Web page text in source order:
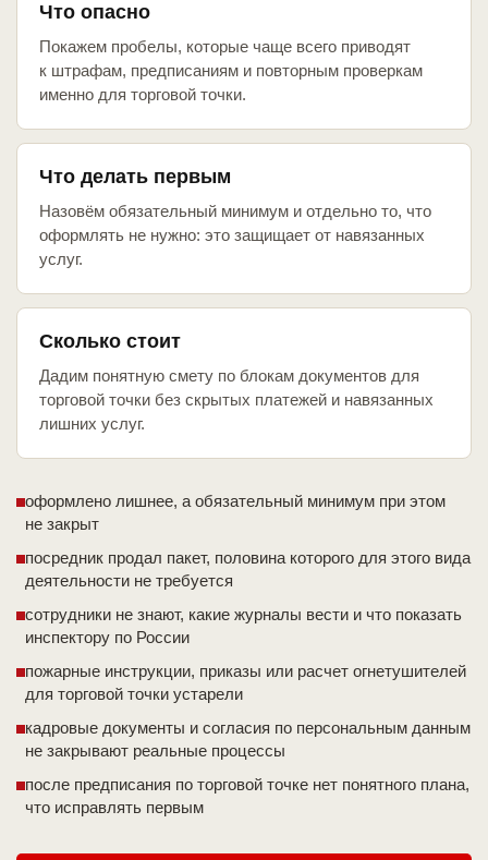
Что опасно
Покажем пробелы, которые чаще всего приводят
к штрафам, предписаниям и повторным проверкам
именно для торговой точки.
Что делать первым
Назовём обязательный минимум и отдельно то, что
оформлять не нужно: это защищает от навязанных
услуг.
Сколько стоит
Дадим понятную смету по блокам документов для
торговой точки без скрытых платежей и навязанных
лишних услуг.
оформлено лишнее, а обязательный минимум при этом
не закрыт
посредник продал пакет, половина которого для этого вида
деятельности не требуется
сотрудники не знают, какие журналы вести и что показать
инспектору по России
пожарные инструкции, приказы или расчет огнетушителей
для торговой точки устарели
кадровые документы и согласия по персональным данным
не закрывают реальные процессы
после предписания по торговой точке нет понятного плана,
что исправлять первым